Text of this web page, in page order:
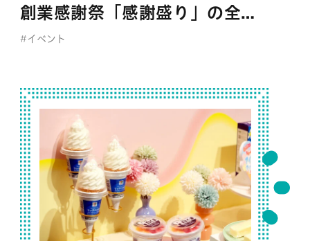
創業感謝祭「感謝盛り」の全貌
大公開
#イベント